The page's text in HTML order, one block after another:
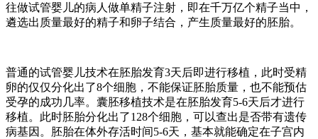
往做试管婴儿的病人做单精子注射，即在千万亿个精子当中，
遴选出质量最好的精子和卵子结合，产生质量最好的胚胎。
普通的试管婴儿技术在胚胎发育3天后即进行移植，此时受精
卵的仅仅分化出了8个细胞，不能保证胚胎质量，也不能预估
受孕的成功几率。囊胚移植技术是在胚胎发育5-6天后才进行
移植。此时胚胎分化出了128个细胞，可以查出是否带有遗传
病基因。胚胎在体外存活时间5-6天，基本就能确定在子宫内